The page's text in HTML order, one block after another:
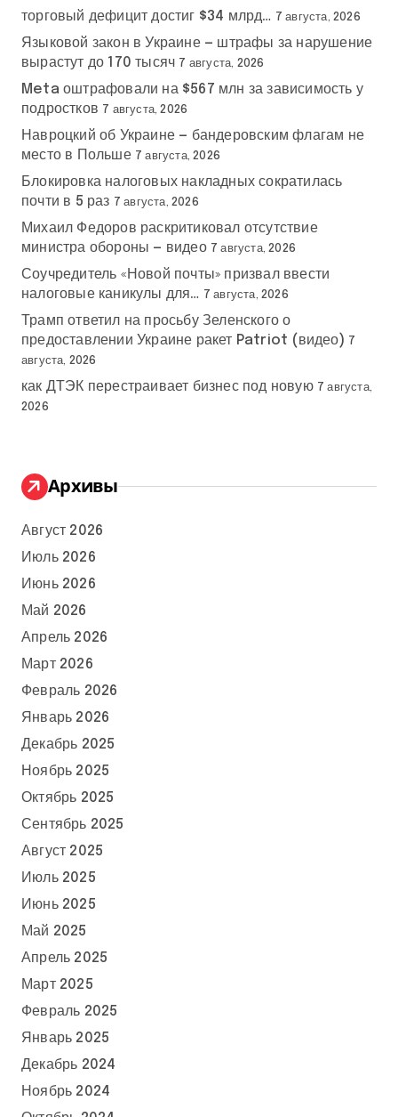
торговый дефицит достиг $34 млрд… 7 августа, 2026
Языковой закон в Украине — штрафы за нарушение
вырастут до 170 тысяч 7 августа, 2026
Meta оштрафовали на $567 млн за зависимость у
подростков 7 августа, 2026
Навроцкий об Украине — бандеровским флагам не
место в Польше 7 августа, 2026
Блокировка налоговых накладных сократилась
почти в 5 раз 7 августа, 2026
Михаил Федоров раскритиковал отсутствие
министра обороны — видео 7 августа, 2026
Соучредитель «Новой почты» призвал ввести
налоговые каникулы для… 7 августа, 2026
Трамп ответил на просьбу Зеленского о
предоставлении Украине ракет Patriot (видео) 7
августа, 2026
как ДТЭК перестраивает бизнес под новую 7 августа,
2026
Архивы
Август 2026
Июль 2026
Июнь 2026
Май 2026
Апрель 2026
Март 2026
Февраль 2026
Январь 2026
Декабрь 2025
Ноябрь 2025
Октябрь 2025
Сентябрь 2025
Август 2025
Июль 2025
Июнь 2025
Май 2025
Апрель 2025
Март 2025
Февраль 2025
Январь 2025
Декабрь 2024
Ноябрь 2024